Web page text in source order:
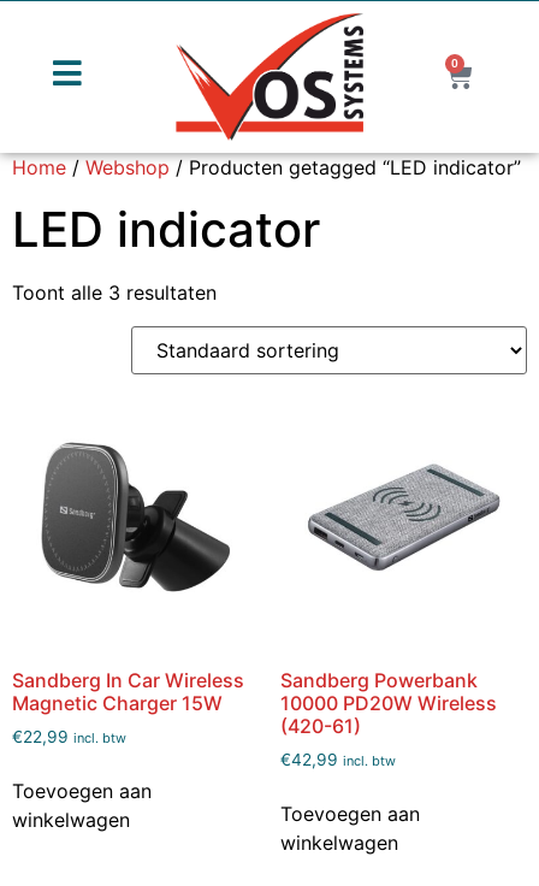
0
Home/Webshop/ Producten getagged “LED indicator”
LED indicator
Toont alle 3 resultaten
Sandberg In Car Wireless
Magnetic Charger 15W
€22,99 incl. btw
Toevoegen aan
winkelwagen
Sandberg Powerbank
10000 PD20W Wireless
(420-61)
€42,99 incl. btw
Toevoegen aan
winkelwagen